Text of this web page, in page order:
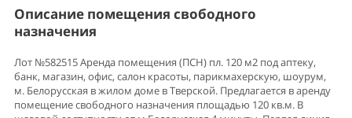
Описание помещения свободного
назначения
Лот №582515 Аренда помещения (ПСН) пл. 120 м2 под аптеку,
банк, магазин, офис, салон красоты, парикмахерскую, шоурум,
м. Белорусская в жилом доме в Тверской. Предлагается в аренду
помещение свободного назначения площадью 120 кв.м. В